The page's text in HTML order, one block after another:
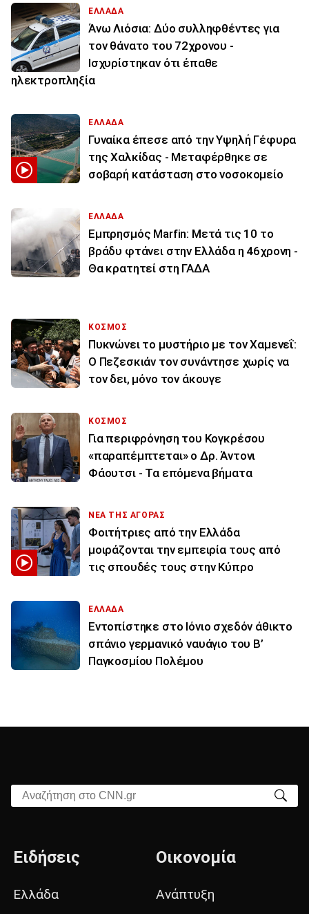
ΕΛΛΑΔΑ
Άνω Λιόσια: Δύο συλληφθέντες για
τον θάνατο του 72χρονου -
Ισχυρίστηκαν ότι έπαθε
ηλεκτροπληξία
ΕΛΛΑΔΑ
Γυναίκα έπεσε από την Υψηλή Γέφυρα
της Χαλκίδας - Μεταφέρθηκε σε
σοβαρή κατάσταση στο νοσοκομείο
ΕΛΛΑΔΑ
Εμπρησμός Marfin: Μετά τις 10 το
βράδυ φτάνει στην Ελλάδα η 46χρονη -
Θα κρατητεί στη ΓΑΔΑ
ΚΟΣΜΟΣ
Πυκνώνει το μυστήριο με τον Χαμενεΐ:
Ο Πεζεσκιάν τον συνάντησε χωρίς να
τον δει, μόνο τον άκουγε
ΚΟΣΜΟΣ
Για περιφρόνηση του Κογκρέσου
«παραπέμπτεται» ο Δρ. Άντονι
Φάουτσι - Τα επόμενα βήματα
ΝΕΑ ΤΗΣ ΑΓΟΡΑΣ
Φοιτήτριες από την Ελλάδα
μοιράζονται την εμπειρία τους από
τις σπουδές τους στην Κύπρο
ΕΛΛΑΔΑ
Εντοπίστηκε στο Ιόνιο σχεδόν άθικτο
σπάνιο γερμανικό ναυάγιο του Β’
Παγκοσμίου Πολέμου
Αναζήτηση στο CNN.gr
Ειδήσεις
Ελλάδα
Οικονομία
Ανάπτυξη